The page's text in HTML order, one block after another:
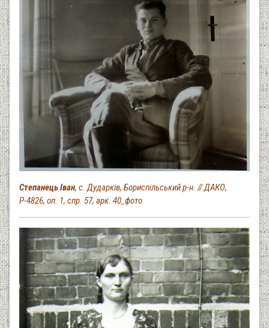
Степанець Іван, с. Дударків, Бориспільський р-н. // ДАКО,
Р-4826, оп. 1, спр. 57, арк. 40_фото